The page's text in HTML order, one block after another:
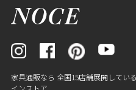
家具通販なら 全国15店舗展開してい